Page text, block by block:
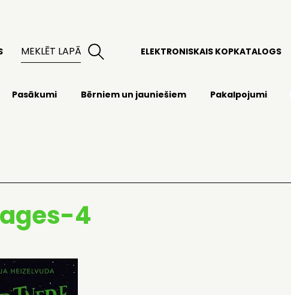
ELEKTRONISKAIS KOPKATALOGS
Pasākumi Bērniem un jauniešiem Pakalpojumi
4